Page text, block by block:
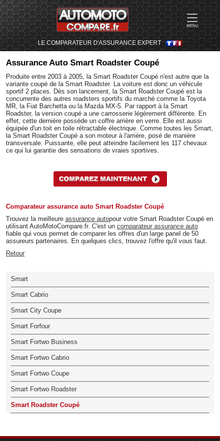
MENU
LE COMPARATEUR D'ASSURANCE EXPERT
Assurance Auto Smart Roadster Coupé
Produite entre 2003 à 2005, la Smart Roadster Coupé n'est autre que la
variante coupé de la Smart Roadster. La voiture est donc un véhicule
sportif 2 places. Dès son lancement, la Smart Roadster Coupé est la
concurrente des autres roadsters sportifs du marché comme la Toyota
MR, la Fiat Barchetta ou la Mazda MX-5. Par rapport à la Smart
Roadster, la version coupé a une carrosserie légèrement différente. En
effet, cette dernière possède un coffre arrière en verre. Elle est aussi
équipée d'un toit en toile rétractable électrique. Comme toutes les Smart,
la Smart Roadster Coupé a son moteur à l'arrière, posé de manière
transversale. Puissante, elle peut atteindre facilement les 117 chevaux
ce qui lui garantie des sensations de vraies sportives.
Comparateur assurance auto Smart Roadster Coupé
Trouvez la meilleure assurance autopour votre Smart Roadster Coupé en
utilisant AutoMotoCompare.fr. C'est un comparateur assurance auto
fiable qui vous permet de comparer les offres d'un large panel de 50
assureurs partenaires. En quelques clics, trouvez l'offre qu'il vous faut.
Retour
Smart
Smart Cabrio
Smart City Coupe
Smart Forfour
Smart Fortwo Business
Smart Fortwo Cabrio
Smart Fortwo Coupe
Smart Fortwo Roadster
Smart Roadster Coupé